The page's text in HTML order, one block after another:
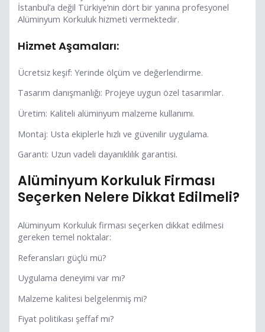
İstanbul’a değil Türkiye’nin dört bir yanına profesyonel
Alüminyum Korkuluk hizmeti vermektedir.
Hizmet Aşamaları:
Ücretsiz keşif: Yerinde ölçüm ve değerlendirme.
Tasarım danışmanlığı: Projeye uygun özel tasarımlar.
Üretim: Kaliteli alüminyum malzeme kullanımı.
Montaj: Usta ekiplerle hızlı ve güvenilir uygulama.
Garanti: Uzun vadeli dayanıklılık garantisi.
Alüminyum Korkuluk Firması
Seçerken Nelere Dikkat Edilmeli?
Alüminyum Korkuluk firması seçerken dikkat edilmesi
gereken temel noktalar:
Referansları güçlü mü?
Uygulama deneyimi var mı?
Malzeme kalitesi belgelenmiş mi?
Fiyat politikası şeffaf mı?